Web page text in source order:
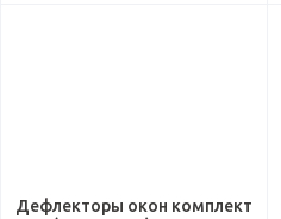
Дефлекторы окон комплект